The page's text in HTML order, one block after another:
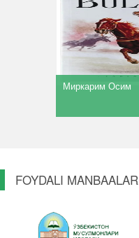
Миркарим Осим
FOYDALI MANBAALAR